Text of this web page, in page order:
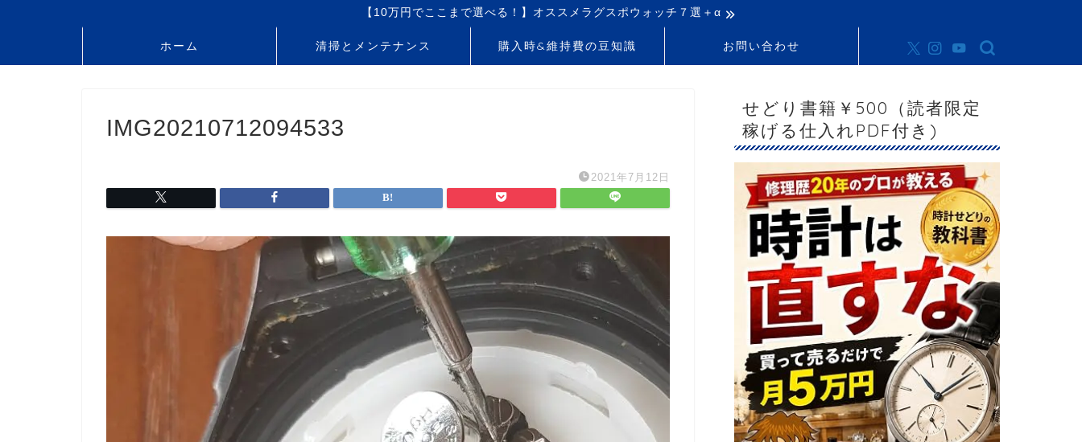
【10万円でここまで選べる！】オススメラグスポウォッチ７選＋α
ホーム 清掃とメンテナンス 購入時&維持費の豆知識 お問い合わせ
IMG20210712094533
2021年7月12日
せどり書籍￥500（読者限定
稼げる仕入れPDF付き)